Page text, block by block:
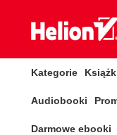
Kategorie
Audiobooki
Darmowe ebooki